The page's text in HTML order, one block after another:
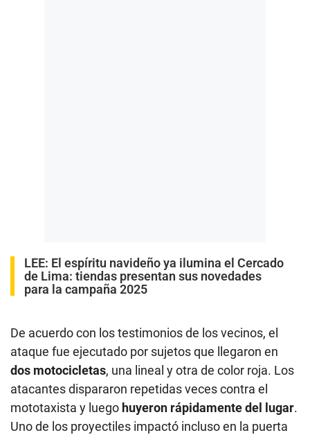
LEE: El espíritu navideño ya ilumina el Cercado
de Lima: tiendas presentan sus novedades
para la campaña 2025
De acuerdo con los testimonios de los vecinos, el
ataque fue ejecutado por sujetos que llegaron en
dos motocicletas, una lineal y otra de color roja. Los
atacantes dispararon repetidas veces contra el
mototaxista y luego huyeron rápidamente del lugar.
Uno de los proyectiles impactó incluso en la puerta